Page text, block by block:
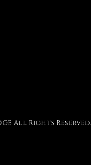
All Rights Reserved.